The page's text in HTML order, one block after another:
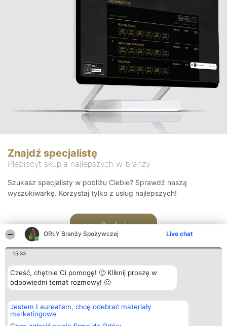
ORŁY Branży Spożywczej Live chat
15:33
Cześć, chętnie Ci pomogę! 🙂 Kliknij proszę w
odpowiedni temat rozmowy! 🙂
Jestem Laureatem, chcę odebrać materiały
marketingowe
Znajdź specjalistę
Plebiscyt skupia najlepszych w branży
Szukasz specjalisty w pobliżu Ciebie? Sprawdź naszą
wyszukiwarkę. Korzystaj tylko z usług najlepszych!
Szukaj
Organizator plebiscytu
Bright Side Solutions sp. z o.
o. sp. k.
ul. Ruska 22
Plebiscyt
Laureaci
wszystkich
Kontakt
Kontakt